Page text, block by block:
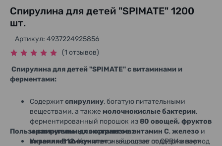
Спирулина для детей "SPIMATE" 1200
шт.
(1 отзывов)
Артикул: 4937224925856
Спирулина для детей "SPIMATE" с витаминами и
ферментами:
Содержитспирулину, богатую питательными
веществами, а также молочнокислые бактерии,
ферментированный порошок из80 овощей, фруктов
и растительных экстрактов,витамин С,железо и
витамин В12. Комплексный состав поддерживает
Польза спирулины для организма:
Укрепляет иммунитети защищает от ОРВИ в период